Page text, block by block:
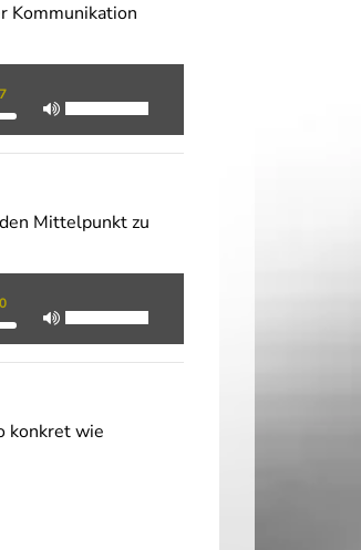
Kommunikation
Mittelpunkt zu
konkret wie